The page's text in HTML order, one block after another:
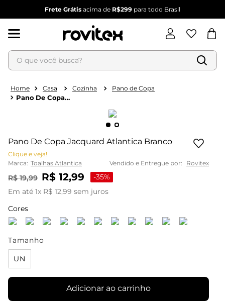
Frete Grátis acima de R$299 para todo Brasil
O que você busca?
Casa Cozinha Pano de Copa
Pano De Copa
Pano De Copa Jacquard Atlantica Branco
Clique e veja!
Marca: Toalhas Atlantica Vendido e Entregue por: Rovitex
R$ 19,99 R$ 12,99 -35%
Em até 1x R$ 12,99 sem juros
Cores
Tamanho
UN
Adicionar ao carrinho
Termos mais buscados
º
blusa feminina
6º conjunto feminino